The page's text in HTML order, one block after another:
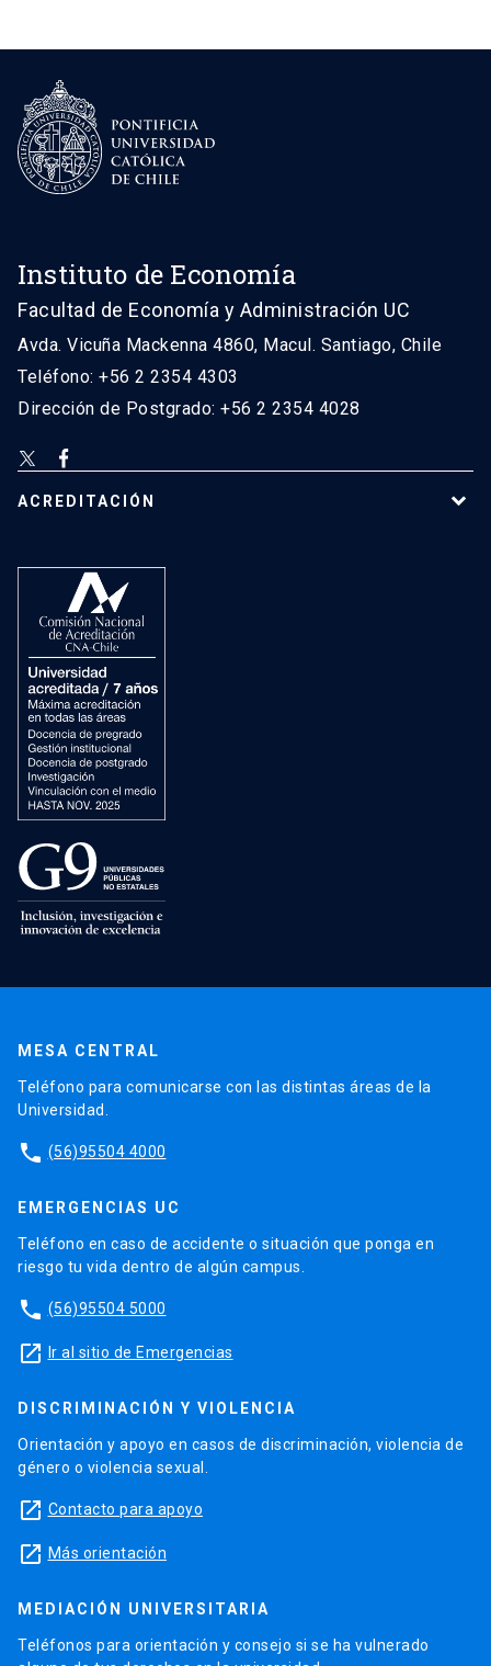
Instituto de Economía
Facultad de Economía y Administración UC
Avda. Vicuña Mackenna 4860, Macul. Santiago, Chile
Teléfono: +56 2 2354 4303
Dirección de Postgrado: +56 2 2354 4028
ACREDITACIÓN
MESA CENTRAL
Teléfono para comunicarse con las distintas áreas de la
Universidad.
phone (56)95504 4000
EMERGENCIAS UC
Teléfono en caso de accidente o situación que ponga en
riesgo tu vida dentro de algún campus.
phone (56)95504 5000
launch Ir al sitio de Emergencias
DISCRIMINACIÓN Y VIOLENCIA
Orientación y apoyo en casos de discriminación, violencia de
género o violencia sexual.
launch Contacto para apoyo
launch Más orientación
MEDIACIÓN UNIVERSITARIA
Teléfonos para orientación y consejo si se ha vulnerado